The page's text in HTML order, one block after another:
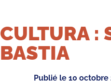
CULTURA :
BASTIA
Publié le 10 octobre